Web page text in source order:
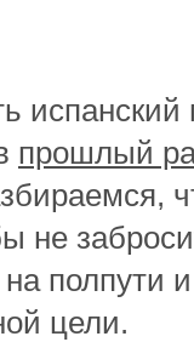
прошлый
не
на полпути
цели.